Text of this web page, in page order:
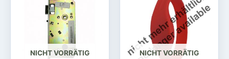
NICHT VORRÄTIG NICHT VORRÄTIG